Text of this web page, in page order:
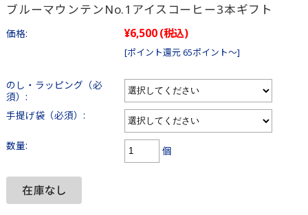
ブルーマウンテンNo.1アイスコーヒー3本ギフト
価格: ¥6,500(税込)
[ポイント還元 65ポイント～]
のし・ラッピング（必
須）:
手提げ袋（必須）:
数量: 個